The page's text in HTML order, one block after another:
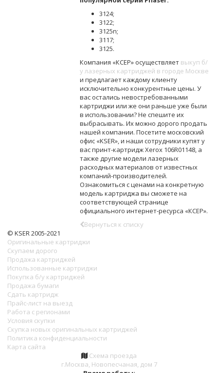
3124;
3122;
3125n;
3117;
3125.
Компания «КСЕР» осуществляет выкуп б/
у лазерных картриджей в городе Москве
и предлагает каждому клиенту
исключительно конкурентные цены. У
вас остались невостребованными
картриджи или же они раньше уже были
в использовании? Не спешите их
выбрасывать. Их можно дорого продать
нашей компании. Посетите московский
офис «KSER», и наши сотрудники купят у
вас принт-картридж Xerox 106R01148, а
также другие модели лазерных
расходных материалов от известных
компаний-производителей.
Ознакомиться с ценами на конкретную
модель картриджа вы сможете на
соответствующей странице
официального интернет-ресурса «КСЕР».
Вернуться к списку
© KSER 2005-2021
Оригинальные картриджи
Скупаем дорого
Продажа картриджей
Использованные картриджи
Покупка б/у картриджей
Продажа бумаги
Сдать картридж
Прайс-лист на выезд
Работа с регионами
Условия скупки
Скупка новых оригинальных картриджей
Политика конфиденциальности
Карта сайта
Схема проезда
г.Москва, Новопесчаная, дом 7